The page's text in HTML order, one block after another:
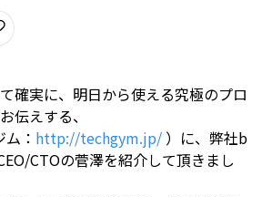
確実に、明日から使える究極のプロ
伝えする、
ム： http://techgym.jp/ ）に、弊社b
CTOの菅澤を紹介して頂きまし